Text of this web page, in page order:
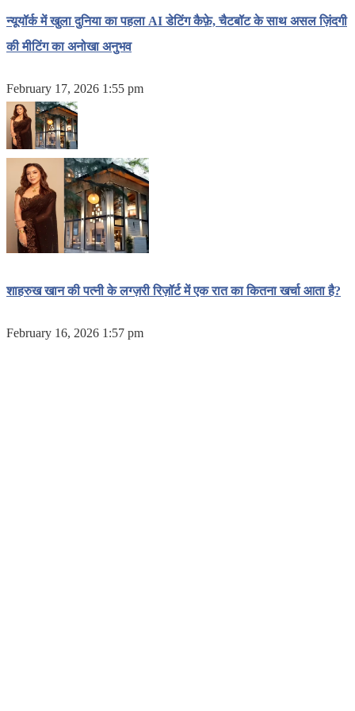
न्यूयॉर्क में खुला दुनिया का पहला AI डेटिंग कैफ़े, चैटबॉट के साथ असल ज़िंदगी
की मीटिंग का अनोखा अनुभव
February 17, 2026 1:55 pm
शाहरुख खान की पत्नी के लग्ज़री रिज़ॉर्ट में एक रात का कितना खर्चा आता है?
February 16, 2026 1:57 pm